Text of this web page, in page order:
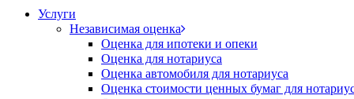
Услуги
Независимая оценка
Оценка для ипотеки и опеки
Оценка для нотариуса
Оценка автомобиля для нотариуса
Оценка стоимости ценных бумаг для